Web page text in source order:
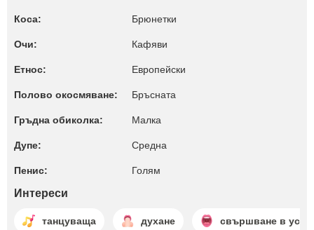
Коса: Брюнетки
Очи: Кафяви
Етнос: Европейски
Полово окосмяване: Бръсната
Гръдна обиколка: Малкa
Дупе: Среднa
Пенис: Голям
Интереси
танцуваща духане свършване в